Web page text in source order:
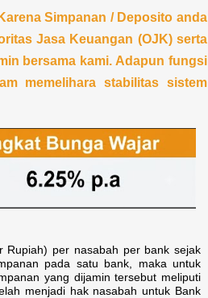
Simpanan / Deposito anda
Jasa Keuangan (OJK) serta
bersama kami. Adapun fungsi
memelihara stabilitas sistem
Rupiah) per nasabah per bank sejak
pada satu bank, maka untuk
yang dijamin tersebut meliputi
menjadi hak nasabah untuk Bank